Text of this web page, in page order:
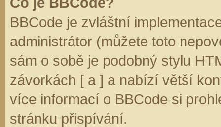
BBCode je zvláštní
administrátor (můžete toto
sám o sobě je podobný stylu
závorkách [ a ] a nabízí větší
více informací o BBCode si
stránku přispívání.